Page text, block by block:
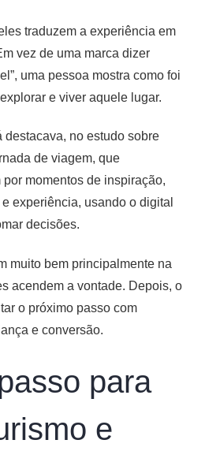
traduzem a experiência em
vez de uma marca dizer
uma pessoa mostra como foi
e viver aquele lugar.
destacava, no estudo sobre
de viagem, que
momentos de inspiração,
experiência, usando o digital
decisões.
muito bem principalmente na
acendem a vontade. Depois, o
o próximo passo com
e conversão.
para
e